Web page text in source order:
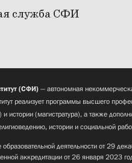
служба СФИ
(СФИ) — автономная
реализует программы высшего
и истории (магистратура), а также
истории и социальной
деятельности от 29
аккредитации от 26 января 2023